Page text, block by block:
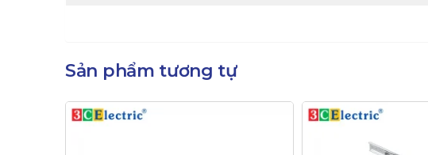
Sản phẩm tương tự